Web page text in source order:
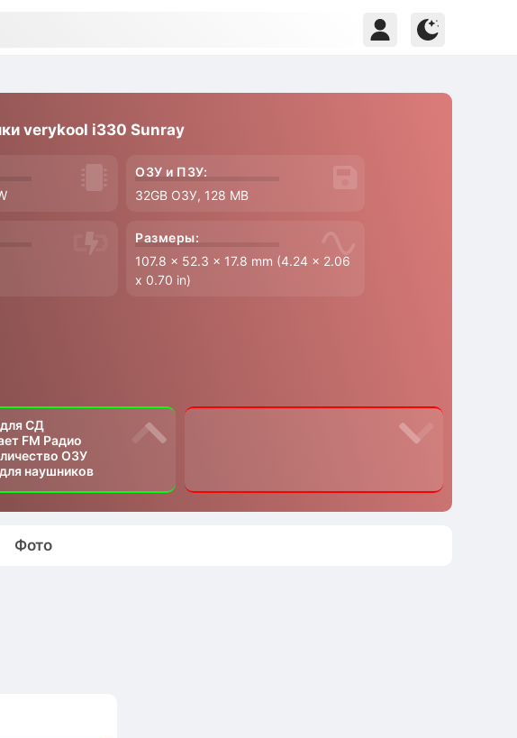
verykool i330 Sunray
ОЗУ и ПЗУ:
32GB ОЗУ, 128 MB
Размеры:
107.8 x 52.3 x 17.8 mm (4.24 x 2.06
x 0.70 in)
СД
FM Радио
ОЗУ
наушников
Фото